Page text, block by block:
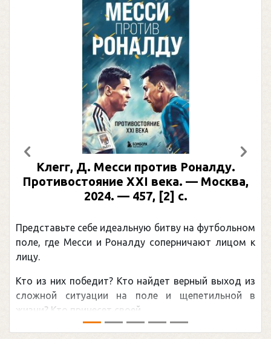
Клегг, Д. Месси против Роналду.
Противостояние XXI века. — Москва,
2024. — 457, [2] с.
Представьте себе идеальную битву на футбольном
поле, где Месси и Роналду соперничают лицом к
лицу.
Кто из них победит? Кто найдет верный выход из
сложной ситуации на поле и щепетильной в
жизни? Кто принесет своей ...
Предыдущий